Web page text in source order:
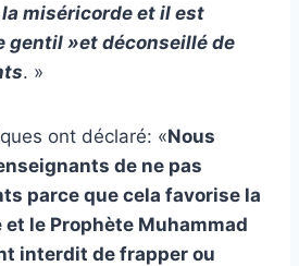
miséricorde et il est
gentil »et déconseillé de
. »
ont déclaré: «Nous
de ne pas
parce que cela favorise la
et le Prophète Muhammad
interdit de frapper ou